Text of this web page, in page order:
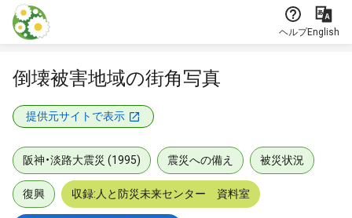
本文に飛ぶ
ヘルプEnglish
倒壊被害地域の街角写真
提供元サイトで表示
阪神・淡路大震災 (1995) 震災への備え 被災状況
復興 収録:人と防災未来センター 資料室